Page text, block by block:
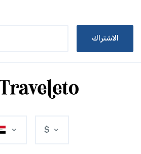
الاشتراك
$